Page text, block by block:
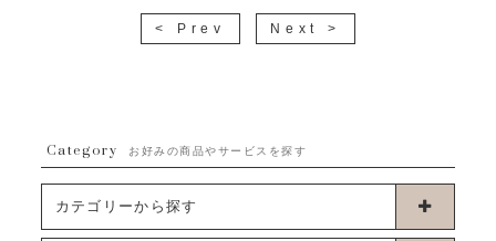
< Prev Next >
Category お好みの商品やサービスを探す
カテゴリーから探す